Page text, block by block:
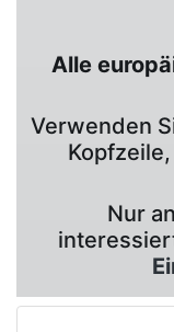
Alle
Verwenden
Nur